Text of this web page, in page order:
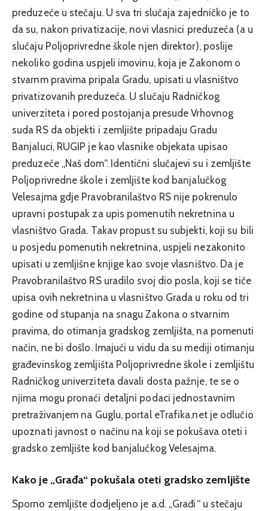
preduzeće u stečaju. U sva tri slučaja zajedničko je to
da su, nakon privatizacije, novi vlasnici preduzeća (a u
slučaju Poljoprivredne škole njen direktor), poslije
nekoliko godina uspjeli imovinu, koja je Zakonom o
stvarnm pravima pripala Gradu, upisati u vlasništvo
privatizovanih preduzeća. U slučaju Radničkog
univerziteta i pored postojanja presude Vrhovnog
suda RS da objekti i zemljište pripadaju Gradu
Banjaluci, RUGIP je kao vlasnike objekata upisao
preduzeće „Naš dom“. Identični slučajevi su i zemljište
Poljoprivredne škole i zemljište kod banjalučkog
Velesajma gdje Pravobranilaštvo RS nije pokrenulo
upravni postupak za upis pomenutih nekretnina u
vlasništvo Grada. Takav propust su subjekti, koji su bili
u posjedu pomenutih nekretnina, uspjeli nezakonito
upisati u zemljišne knjige kao svoje vlasništvo. Da je
Pravobranilaštvo RS uradilo svoj dio posla, koji se tiče
upisa ovih nekretnina u vlasništvo Grada u roku od tri
godine od stupanja na snagu Zakona o stvarnim
pravima, do otimanja gradskog zemljišta, na pomenuti
način, ne bi došlo. Imajući u vidu da su mediji otimanju
građevinskog zemljišta Poljoprivredne škole i zemljištu
Radničkog univerziteta davali dosta pažnje, te se o
njima mogu pronaći detaljni podaci jednostavnim
pretraživanjem na Guglu, portal eTrafika.net je odlučio
upoznati javnost o načinu na koji se pokušava oteti i
gradsko zemljište kod banjalučkog Velesajma.
Kako je „Građa“ pokušala oteti gradsko zemljište
Sporno zemljište dodjeljeno je a.d. „Građi“ u stečaju